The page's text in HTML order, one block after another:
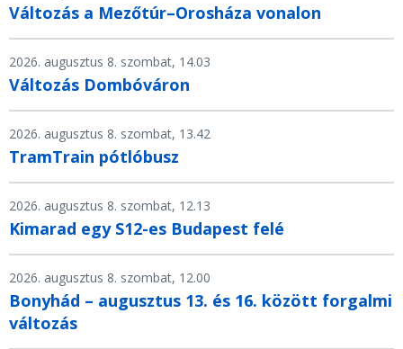
Változás a Mezőtúr–Orosháza vonalon
2026. augusztus 8. szombat, 14.03
Változás Dombóváron
2026. augusztus 8. szombat, 13.42
TramTrain pótlóbusz
2026. augusztus 8. szombat, 12.13
Kimarad egy S12-es Budapest felé
2026. augusztus 8. szombat, 12.00
Bonyhád – augusztus 13. és 16. között forgalmi
változás